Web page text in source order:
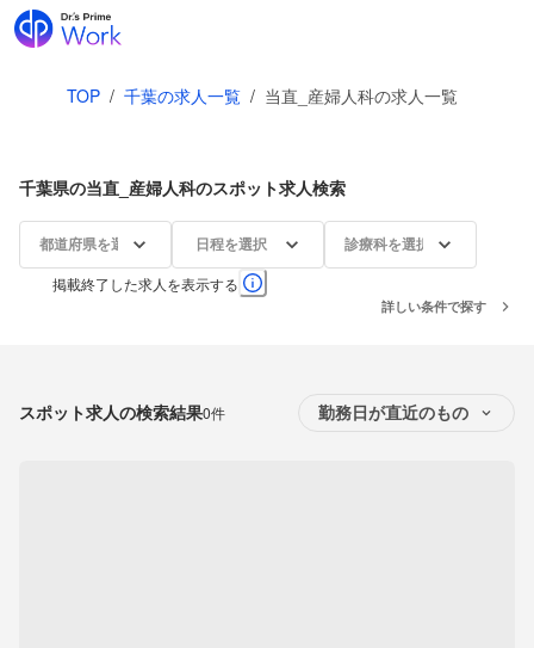
TOP / 千葉の求人一覧 / 当直_産婦人科の求人一覧
千葉県の当直_産婦人科のスポット求人検索
都道府県を選択 日程を選択 診療科を選択
掲載終了した求人を表示する
詳しい条件で探す
スポット求人の検索結果0件 勤務日が直近のもの